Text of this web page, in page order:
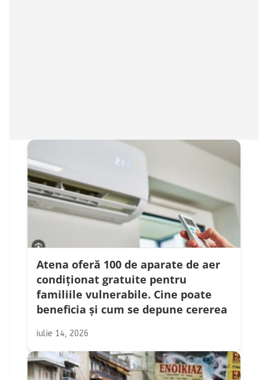
Atena oferă 100 de aparate de aer
condiționat gratuite pentru
familiile vulnerabile. Cine poate
beneficia și cum se depune cererea
iulie 14, 2026